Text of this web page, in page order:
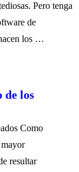
Pero tenga
de
los …
de los
Como
mayor
resultar